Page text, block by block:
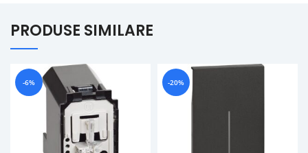
PRODUSE SIMILARE
-6% -20%